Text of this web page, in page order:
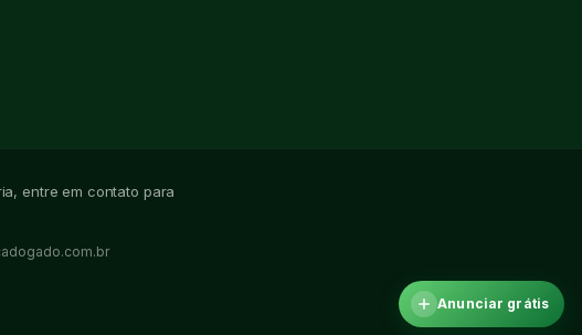
entre em contato para
Anunciar grátis